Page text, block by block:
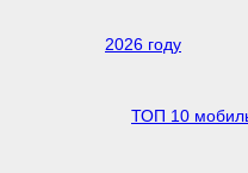
2026 году
ТОП 10